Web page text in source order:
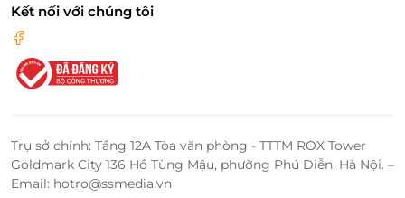
chóng và chu đáo, giúp chuyến đi trở nên thoải mái
và thuận tiện hơn bao giờ hết.
Kết nối với chúng tôi
Trụ sở chính: Tầng 12A Tòa văn phòng - TTTM ROX Tower
Goldmark City 136 Hồ Tùng Mậu, phường Phú Diễn, Hà Nội. –
Email: hotro@ssmedia.vn